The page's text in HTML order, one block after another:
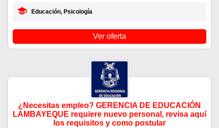
Educación, Psicología
Ver oferta
¿Necesitas empleo? GERENCIA DE EDUCACIÓN
LAMBAYEQUE requiere nuevo personal, revisa aquí
los requisitos y como postular